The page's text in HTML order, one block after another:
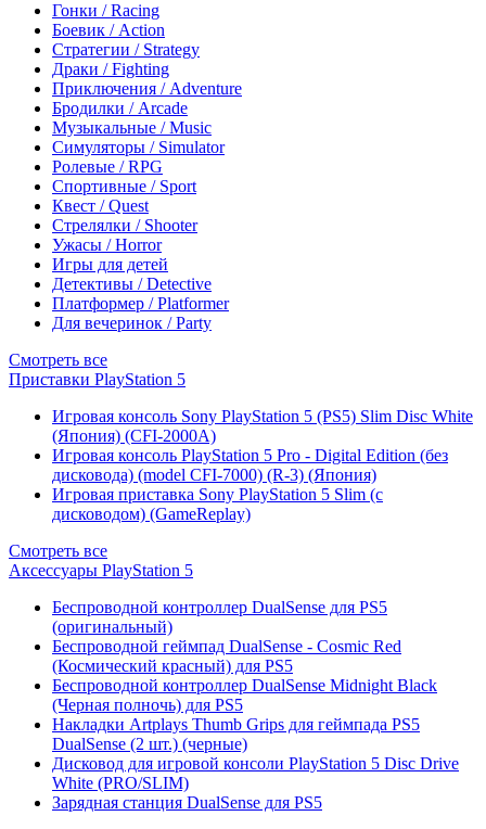
Гонки / Racing
Боевик / Action
Стратегии / Strategy
Драки / Fighting
Приключения / Adventure
Бродилки / Arcade
Музыкальные / Music
Симуляторы / Simulator
Ролевые / RPG
Спортивные / Sport
Квест / Quest
Стрелялки / Shooter
Ужасы / Horror
Игры для детей
Детективы / Detective
Платформер / Platformer
Для вечеринок / Party
Смотреть все
Приставки PlayStation 5
Игровая консоль Sony PlayStation 5 (PS5) Slim Disc White
(Япония) (CFI-2000A)
Игровая консоль PlayStation 5 Pro - Digital Edition (без
дисковода) (model CFI-7000) (R-3) (Япония)
Игровая приставка Sony PlayStation 5 Slim (с
дисководом) (GameReplay)
Смотреть все
Аксессуары PlayStation 5
Беспроводной контроллер DualSense для PS5
(оригинальный)
Беспроводной геймпад DualSense - Cosmic Red
(Космический красный) для PS5
Беспроводной контроллер DualSense Midnight Black
(Черная полночь) для PS5
Накладки Artplays Thumb Grips для геймпада PS5
DualSense (2 шт.) (черные)
Дисковод для игровой консоли PlayStation 5 Disc Drive
White (PRO/SLIM)
Зарядная станция DualSense для PS5